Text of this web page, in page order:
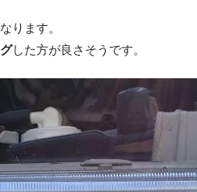
ります。
した方が良さそうです。